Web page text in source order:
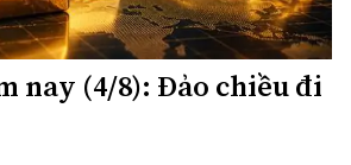
nay (4/8): Đảo chiều đi